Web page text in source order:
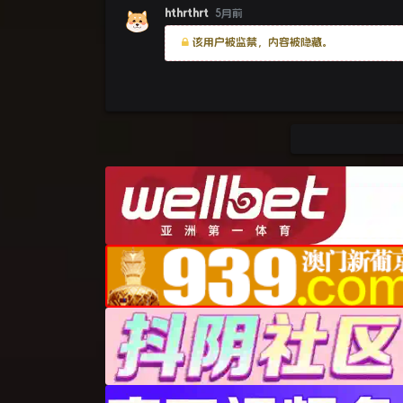
hthrthrt 5月前
该用户被监禁，内容被隐藏。